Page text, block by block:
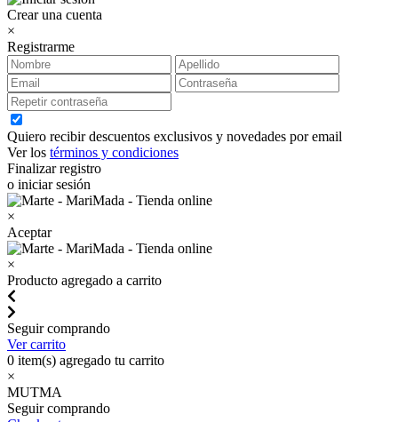
Crear una cuenta
×
Registrarme
Quiero recibir descuentos exclusivos y novedades por email
Ver los términos y condiciones
Finalizar registro
o iniciar sesión
×
Aceptar
×
Producto agregado a carrito
Seguir comprando
Ver carrito
0 item(s) agregado tu carrito
×
MUTMA
Seguir comprando